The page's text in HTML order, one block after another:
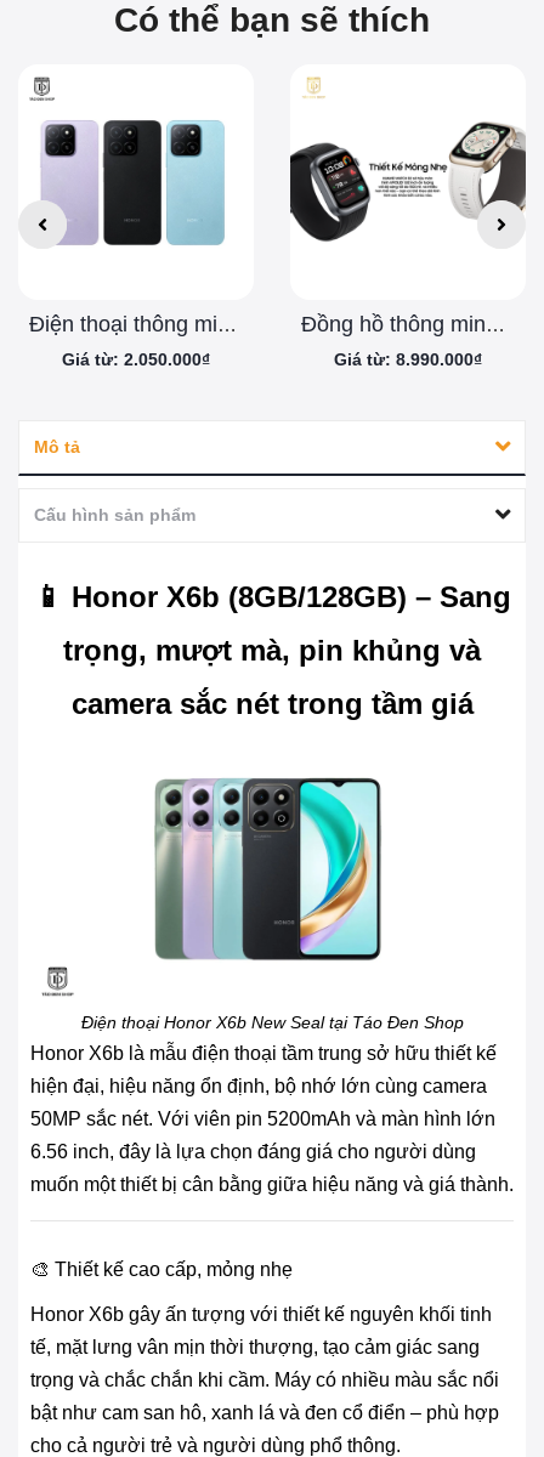
Có thể bạn sẽ thích
Điện thoại thông minh Honor X5b 4/64GB
Giá từ: 2.050.000₫
Đồng hồ thông minh HUAWEI D2
Giá từ: 8.990.000₫
Mô tả
Cấu hình sản phẩm
📱 Honor X6b (8GB/128GB) – Sang
trọng, mượt mà, pin khủng và
camera sắc nét trong tầm giá
Điện thoại Honor X6b New Seal tại Táo Đen Shop
Honor X6b là mẫu điện thoại tầm trung sở hữu thiết kế
hiện đại, hiệu năng ổn định, bộ nhớ lớn cùng camera
50MP sắc nét. Với viên pin 5200mAh và màn hình lớn
6.56 inch, đây là lựa chọn đáng giá cho người dùng
muốn một thiết bị cân bằng giữa hiệu năng và giá thành.
🎨 Thiết kế cao cấp, mỏng nhẹ
Honor X6b gây ấn tượng với thiết kế nguyên khối tinh
tế, mặt lưng vân mịn thời thượng, tạo cảm giác sang
trọng và chắc chắn khi cầm. Máy có nhiều màu sắc nổi
bật như cam san hô, xanh lá và đen cổ điển – phù hợp
cho cả người trẻ và người dùng phổ thông.